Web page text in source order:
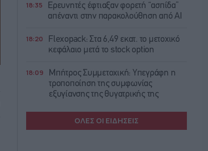
18:35
Ερευνητές έφτιαξαν φορετή “ασπίδα”
απέναντι στην παρακολούθηση από AI
18:20
Flexopack: Στα 6,49 εκατ. το μετοχικό
κεφάλαιο μετά το stock option
18:09
Μπήτρος Συμμετοχική: Υπεγράφη η
τροποποίηση της συμφωνίας
εξυγίανσης της θυγατρικής της
ΟΛΕΣ ΟΙ ΕΙΔΗΣΕΙΣ